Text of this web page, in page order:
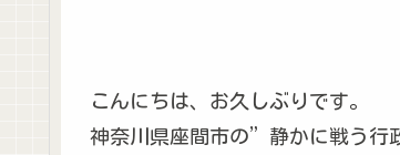
こんにちは、お久しぶりです。
神奈川県座間市の”静かに戦う行